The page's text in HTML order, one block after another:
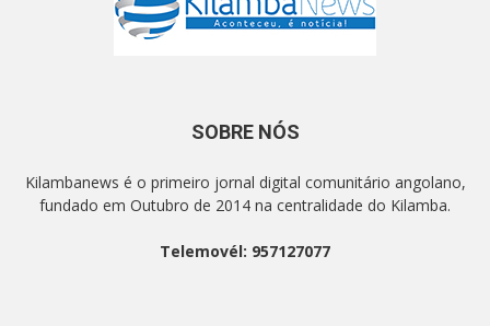
SOBRE NÓS
Kilambanews é o primeiro jornal digital comunitário angolano,
fundado em Outubro de 2014 na centralidade do Kilamba.
Telemovél: 957127077